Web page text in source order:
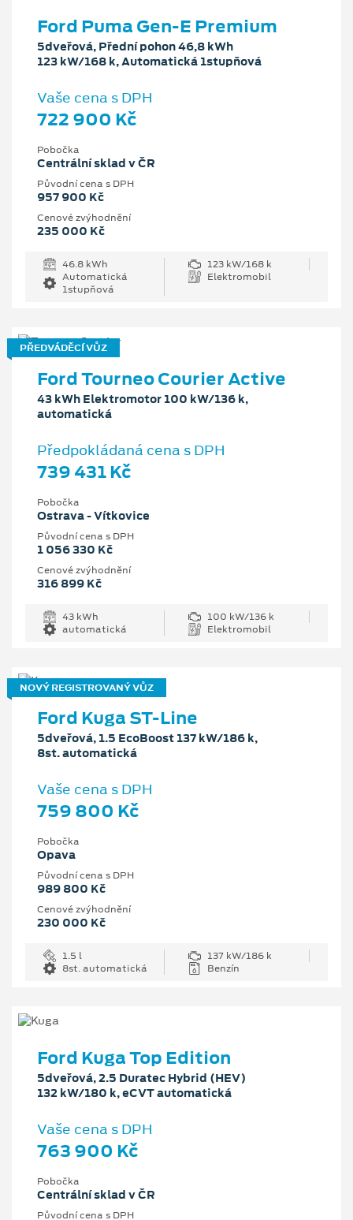
Ford Puma Gen-E Premium
5dveřová, Přední pohon 46,8 kWh
123 kW/168 k, Automatická 1stupňová
Vaše cena s DPH
722 900 Kč
Pobočka
Centrální sklad v ČR
Původní cena s DPH
957 900 Kč
Cenové zvýhodnění
235 000 Kč
46.8 kWh
123 kW/168 k
Automatická
1stupňová
Elektromobil
PŘEDVÁDĚCÍ VŮZ
Ford Tourneo Courier Active
43 kWh Elektromotor 100 kW/136 k,
automatická
Předpokládaná cena s DPH
739 431 Kč
Pobočka
Ostrava - Vítkovice
Původní cena s DPH
1 056 330 Kč
Cenové zvýhodnění
316 899 Kč
43 kWh
100 kW/136 k
automatická
Elektromobil
NOVÝ REGISTROVANÝ VŮZ
Ford Kuga ST-Line
5dveřová, 1.5 EcoBoost 137 kW/186 k,
8st. automatická
Vaše cena s DPH
759 800 Kč
Pobočka
Opava
Původní cena s DPH
989 800 Kč
Cenové zvýhodnění
230 000 Kč
1.5 l
137 kW/186 k
8st. automatická
Benzín
Ford Kuga Top Edition
5dveřová, 2.5 Duratec Hybrid (HEV)
132 kW/180 k, eCVT automatická
Vaše cena s DPH
763 900 Kč
Pobočka
Centrální sklad v ČR
Původní cena s DPH